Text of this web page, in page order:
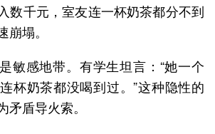
数千元，室友连一杯奶茶都分不到
塌。
敏感地带。有学生坦言：“她一个
杯奶茶都没喝到过。”这种隐性的
盾导火索。